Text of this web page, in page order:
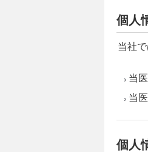
個人
当社
当
当
個人